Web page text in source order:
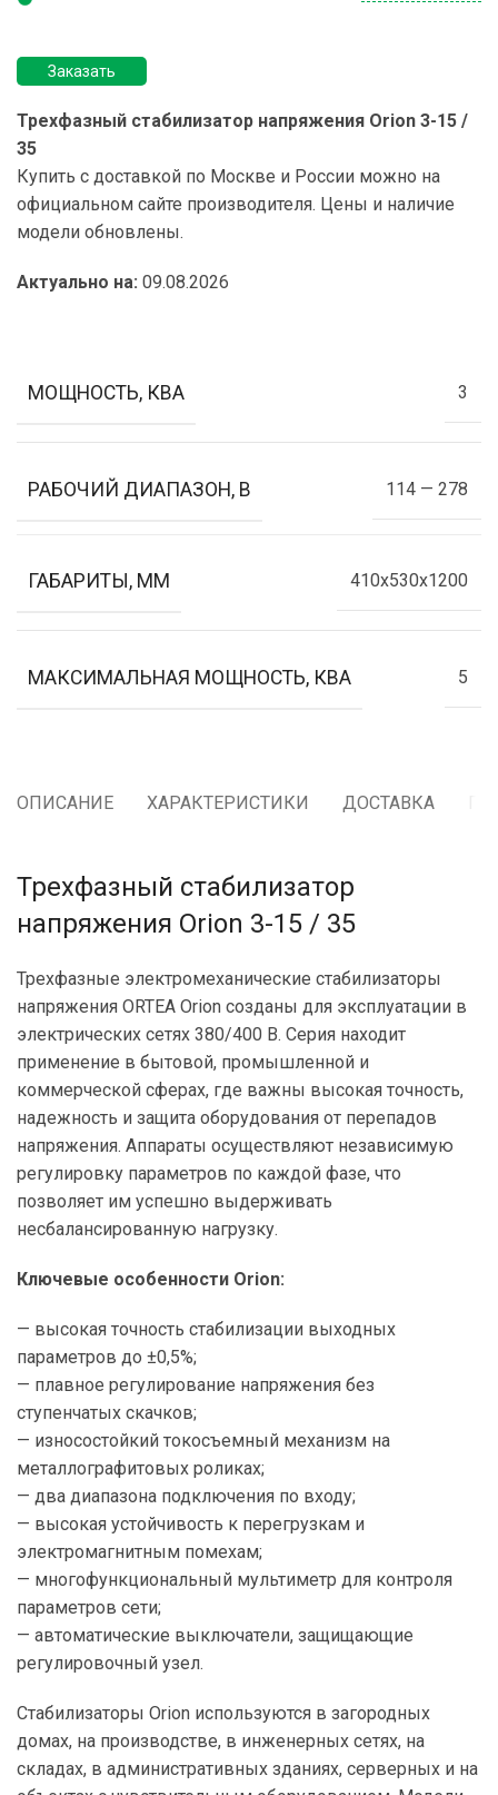
Заказать
Трехфазный стабилизатор напряжения Orion 3-15 /
35
Купить с доставкой по Москве и России можно на
официальном сайте производителя. Цены и наличие
модели обновлены.
Актуально на: 09.08.2026
МОЩНОСТЬ, КВА 3
РАБОЧИЙ ДИАПАЗОН, В 114 — 278
ГАБАРИТЫ, ММ 410х530х1200
МАКСИМАЛЬНАЯ МОЩНОСТЬ, КВА 5
ОПИСАНИЕ ХАРАКТЕРИСТИКИ ДОСТАВКА
Трехфазный стабилизатор
напряжения Orion 3-15 / 35
Трехфазные электромеханические стабилизаторы
напряжения ORTEA Orion созданы для эксплуатации в
электрических сетях 380/400 В. Серия находит
применение в бытовой, промышленной и
коммерческой сферах, где важны высокая точность,
надежность и защита оборудования от перепадов
напряжения. Аппараты осуществляют независимую
регулировку параметров по каждой фазе, что
позволяет им успешно выдерживать
несбалансированную нагрузку.
Ключевые особенности Orion:
— высокая точность стабилизации выходных
параметров до ±0,5%;
— плавное регулирование напряжения без
ступенчатых скачков;
— износостойкий токосъемный механизм на
металлографитовых роликах;
— два диапазона подключения по входу;
— высокая устойчивость к перегрузкам и
электромагнитным помехам;
— многофункциональный мультиметр для контроля
параметров сети;
— автоматические выключатели, защищающие
регулировочный узел.
Стабилизаторы Orion используются в загородных
домах, на производстве, в инженерных сетях, на
складах, в административных зданиях, серверных и на